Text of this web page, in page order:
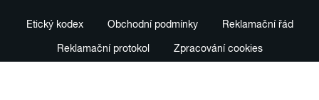
Etický kodex Obchodní podmínky Reklamační řád
Reklamační protokol Zpracování cookies